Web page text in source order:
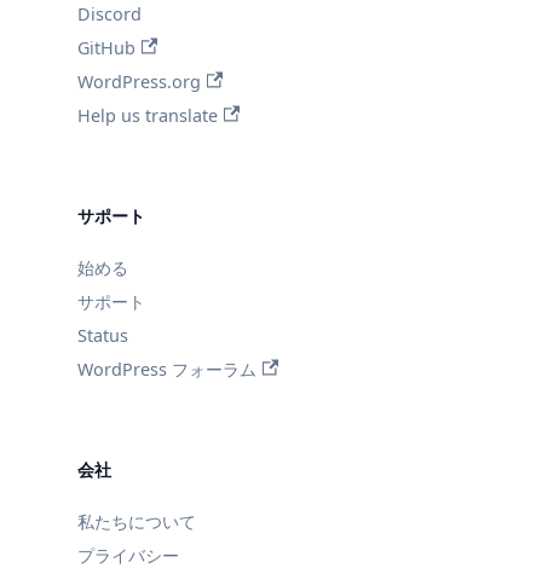
Discord
GitHub
WordPress.org
Help us translate
サポート
始める
サポート
Status
WordPress フォーラム
会社
私たちについて
プライバシー